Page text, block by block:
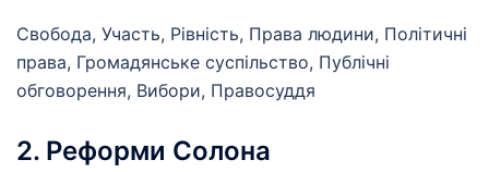
Свобода, Участь, Рівність, Права людини, Політичні
права, Громадянське суспільство, Публічні
обговорення, Вибори, Правосуддя
2. Реформи Солона